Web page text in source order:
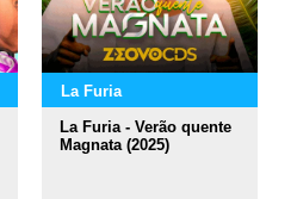
La Furia
La Furia - Verão quente
Magnata (2025)